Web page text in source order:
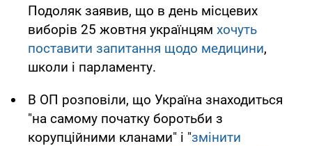
Подоляк заявив, що в день місцевих
виборів 25 жовтня українцям хочуть
поставити запитання щодо медицини,
школи і парламенту.
В ОП розповіли, що Україна знаходиться
"на самому початку боротьби з
корупційними кланами" і "змінити